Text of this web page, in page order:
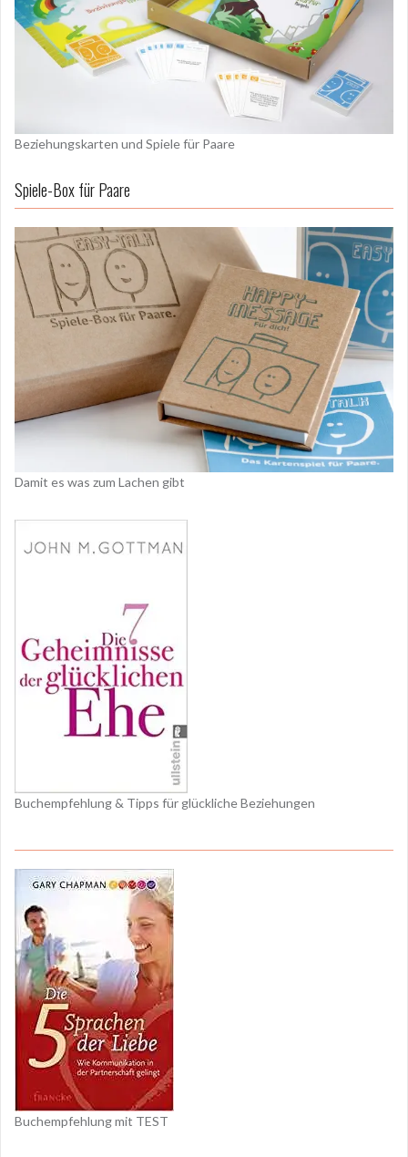
Beziehungskarten und Spiele für Paare
Spiele-Box für Paare
Damit es was zum Lachen gibt
Buchempfehlung & Tipps für glückliche Beziehungen
Buchempfehlung mit TEST